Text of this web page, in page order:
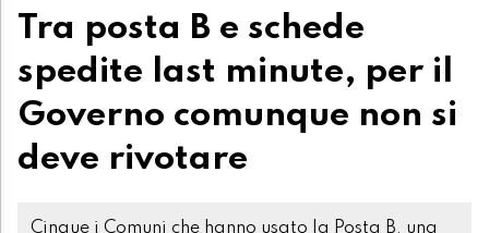
Tra posta B e schede
spedite last minute, per il
Governo comunque non si
deve rivotare
Cinque i Comuni che hanno usato la Posta B, una